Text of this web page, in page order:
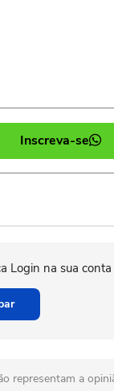
Inscreva-se
Login na sua conta
representam a